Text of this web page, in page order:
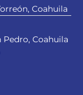
Coahuila
Coahuila